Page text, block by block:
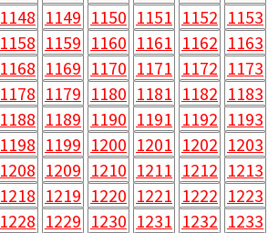
1148 1149 1150 1151 1152 1153
1158 1159 1160 1161 1162 1163
1168 1169 1170 1171 1172 1173
1178 1179 1180 1181 1182 1183
1188 1189 1190 1191 1192 1193
1198 1199 1200 1201 1202 1203
1208 1209 1210 1211 1212 1213
1218 1219 1220 1221 1222 1223
1228 1229 1230 1231 1232 1233